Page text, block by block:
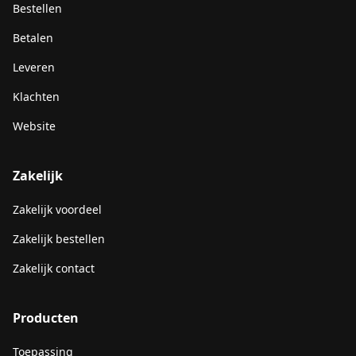
Bestellen
Betalen
Leveren
Klachten
Website
Zakelijk
Zakelijk voordeel
Zakelijk bestellen
Zakelijk contact
Producten
Toepassing